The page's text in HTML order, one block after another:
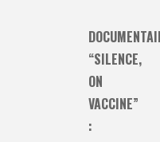
“SILENCE,
ON
VACCINE”
: